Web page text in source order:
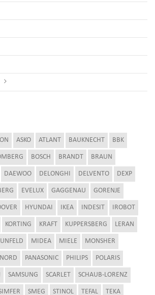
ASKO ATLANT BAUKNECHT BBK
BOSCH BRANDT BRAUN
DAEWOO DELONGHI DELVENTO DEXP
EVELUX GAGGENAU GORENJE
HYUNDAI IKEA INDESIT IROBOT
KORTING KRAFT KUPPERSBERG LERAN
MIDEA MIELE MONSHER
NORD PANASONIC PHILIPS POLARIS
SAMSUNG SCARLET SCHAUB-LORENZ
SMEG STINOL TEFAL TEKA